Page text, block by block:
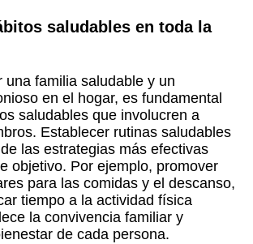
saludables en toda la
una familia saludable y un
en el hogar, es fundamental
saludables que involucren a
Establecer rutinas saludables
las estrategias más efectivas
objetivo. Por ejemplo, promover
para las comidas y el descanso,
tiempo a la actividad física
la convivencia familiar y
de cada persona.